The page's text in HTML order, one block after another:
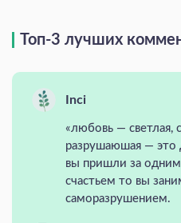
Топ-3 лучших
Inci
«любовь — светлая,
разрушаюшая — это
вы пришли за
счастьем то вы
саморазрушением.